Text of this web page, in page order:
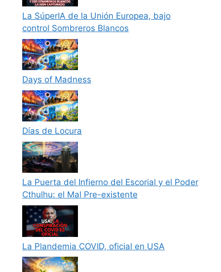
La SúperIA de la Unión Europea, bajo
control Sombreros Blancos
Days of Madness
Días de Locura
La Puerta del Infierno del Escorial y el Poder
Cthulhu: el Mal Pre-existente
La Plandemia COVID, oficial en USA